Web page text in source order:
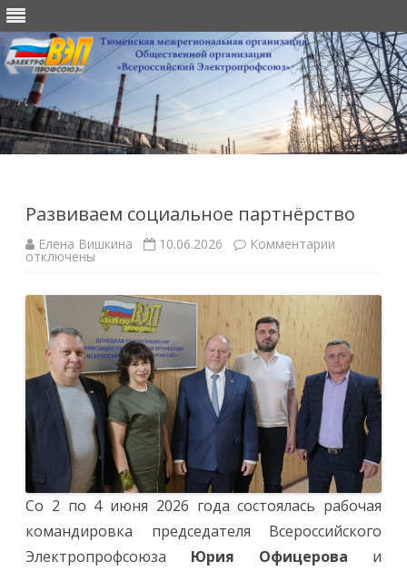
Развиваем социальное партнёрство
Елена Вишкина 10.06.2026 Комментарии
отключены
Со 2 по 4 июня 2026 года состоялась рабочая
командировка председателя Всероссийского
Электропрофсоюза Юрия Офицерова и